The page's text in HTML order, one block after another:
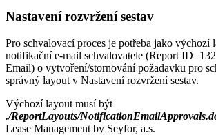
Nastavení rozvržení sestav
Pro schvalovací proces je potřeba jako výchozí
notifikační e-mail schvalovatele (Report
Email) o vytvoření/stornování požadavku pro
správný layout v Nastavení rozvržení sestav.
Výchozí layout musí být
./ReportLayouts/
Lease Management by Seyfor, a.s.